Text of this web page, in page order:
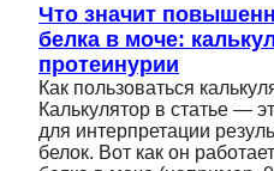
Что значит
белка в моче:
протеинурии
Как пользоваться
Калькулятор в статье —
для интерпретации
белок. Вот как он